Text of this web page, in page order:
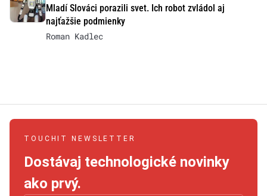
Mladí Slováci porazili svet. Ich robot zvládol aj
najťažšie podmienky
Roman Kadlec
TOUCHIT NEWSLETTER
Dostávaj technologické novinky
ako prvý.